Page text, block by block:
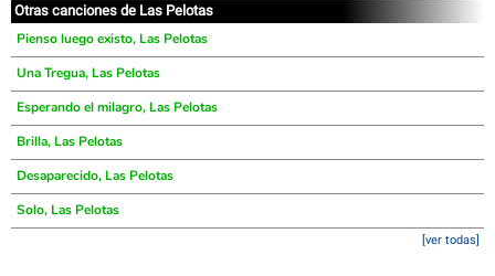
Otras canciones de Las Pelotas
Pienso luego existo, Las Pelotas
Una Tregua, Las Pelotas
Esperando el milagro, Las Pelotas
Brilla, Las Pelotas
Desaparecido, Las Pelotas
Solo, Las Pelotas
[ver todas]